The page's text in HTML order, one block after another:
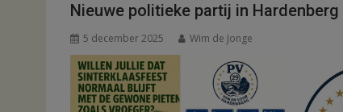
Nieuwe politieke partij in Hardenberg
5 december 2025 Wim de Jonge